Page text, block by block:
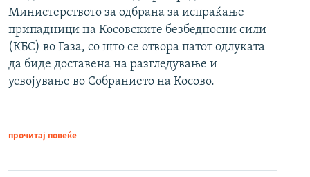
Министерството за одбрана за испраќање
припадници на Косовските безбедносни сили
(КБС) во Газа, со што се отвора патот одлуката
да биде доставена на разгледување и
усвојување во Собранието на Косово.
прочитај повеќе